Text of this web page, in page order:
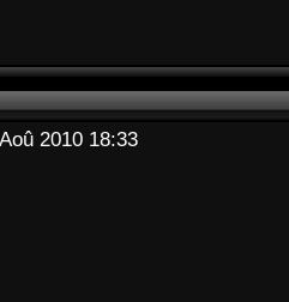
2010 18:33